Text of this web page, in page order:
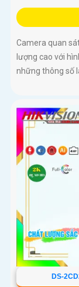
Camera quan
lượng cao với
những thông số
DS-